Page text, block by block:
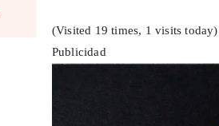
(Visited 19 times, 1 visits today)
Publicidad